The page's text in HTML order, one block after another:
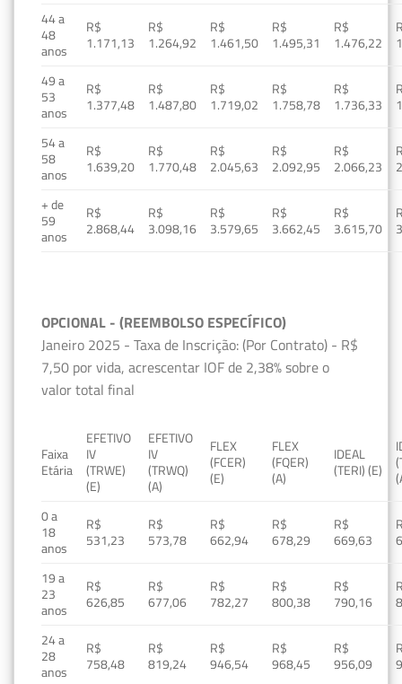
44 a
48
anos
R$
1.171,13
R$
1.264,92
R$
1.461,50
R$
1.495,31
R$
1.476,22
49 a
53
anos
R$
1.377,48
R$
1.487,80
R$
1.719,02
R$
1.758,78
R$
1.736,33
54 a
58
anos
R$
1.639,20
R$
1.770,48
R$
2.045,63
R$
2.092,95
R$
2.066,23
+ de
59
anos
R$
2.868,44
R$
3.098,16
R$
3.579,65
R$
3.662,45
R$
3.615,70
OPCIONAL - (REEMBOLSO ESPECÍFICO)
Janeiro 2025 - Taxa de Inscrição: (Por Contrato) - R$
7,50 por vida, acrescentar IOF de 2,38% sobre o
valor total final
Faixa
Etária
EFETIVO
IV
(TRWE)
(E)
EFETIVO
IV
(TRWQ)
(A)
FLEX
(FCER)
(E)
FLEX
(FQER)
(A)
IDEAL
(TERI) (E)
0 a
18
anos
R$
531,23
R$
573,78
R$
662,94
R$
678,29
R$
669,63
19 a
23
anos
R$
626,85
R$
677,06
R$
782,27
R$
800,38
R$
790,16
24 a
28
anos
R$
758,48
R$
819,24
R$
946,54
R$
968,45
R$
956,09